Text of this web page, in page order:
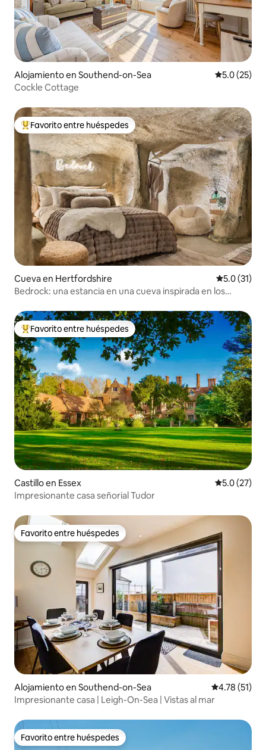
Alojamiento en Southend-on-Sea Calificación
5.0 (25)
Cockle Cottage
Favorito entre huéspedes preferido
Favorito entre huéspedes
Cueva en Hertfordshire Calificación
5.0 (31)
Bedrock: una estancia en una cueva inspirada en los
Favorito entre huéspedes preferido
Favorito entre huéspedes
Castillo en Essex Calificación
5.0 (27)
Impresionante casa señorial Tudor
Favorito entre huéspedes
Favorito entre huéspedes
Alojamiento en Southend-on-Sea Calificación
4.78 (51)
Impresionante casa | Leigh-On-Sea | Vistas al mar
Favorito entre huéspedes
Favorito entre huéspedes